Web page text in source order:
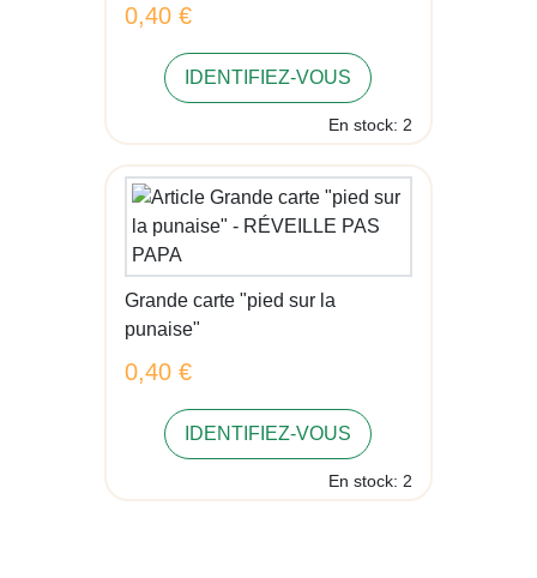
0,40 €
IDENTIFIEZ-VOUS
En stock: 2
Grande carte "pied sur la
punaise"
0,40 €
IDENTIFIEZ-VOUS
En stock: 2